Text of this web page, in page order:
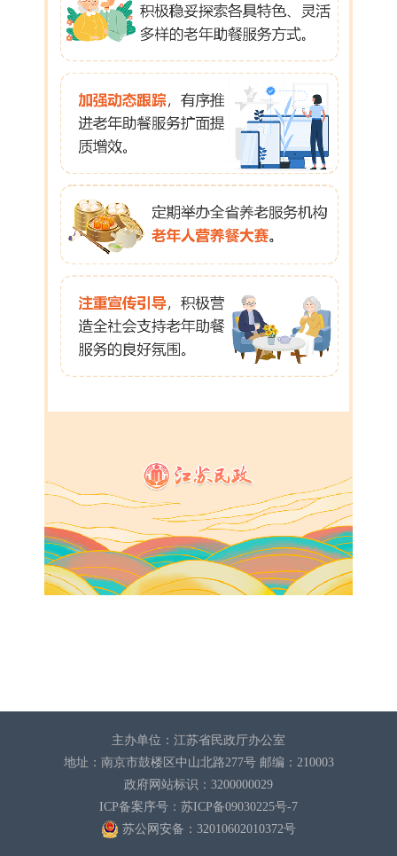
主办单位：江苏省民政厅办公室
地址：南京市鼓楼区中山北路277号 邮编：210003
政府网站标识：3200000029
ICP备案序号：苏ICP备09030225号-7
苏公网安备：32010602010372号